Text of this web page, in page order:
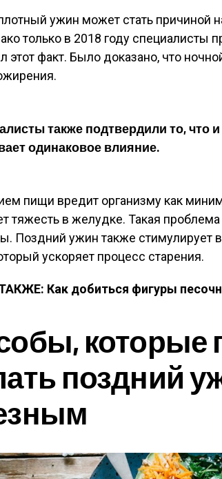
ужин может стать причиной
только в 2018 году специалисты
этот факт. Было доказано, что
также подтвердили то, что
одинаковое влияние.
пищи вредит организму как
тяжесть в желудке. Такая
Поздний ужин также стимулирует
ускоряет процесс старения.
Как добиться фигуры
которые
поздний